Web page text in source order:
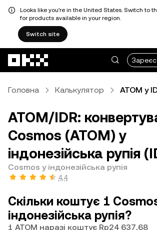
Looks like you're in the United States. Switch to
for products available in your region.
Switch site
Головна Калькулятор ATOM у
ATOM/IDR:
Cosmos (ATOM) у
індонезійська рупія
Cosmos у індонезійська рупія
4,4
Скільки коштує 1
індонезійська рупія?
1 ATOM наразі коштує Rp24 637,68